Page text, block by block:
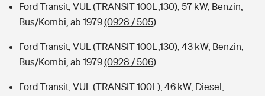
Ford Transit, VUL (TRANSIT 100L,130), 57 kW, Benzin,
Bus/Kombi, ab 1979(0928 / 505)
Ford Transit, VUL (TRANSIT 100L,130), 43 kW, Benzin,
Bus/Kombi, ab 1979(0928 / 506)
Ford Transit, VUL (TRANSIT 100L), 46 kW, Diesel,